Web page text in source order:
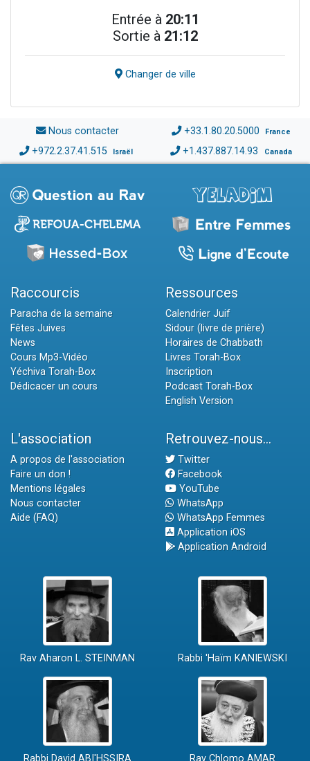
Entrée à 20:11
Sortie à 21:12
Changer de ville
Nous contacter +33.1.80.20.5000 France
+972.2.37.41.515 Israël +1.437.887.14.93 Canada
Raccourcis
Paracha de la semaine
Fêtes Juives
News
Cours Mp3-Vidéo
Yéchiva Torah-Box
Dédicacer un cours
Ressources
Calendrier Juif
Sidour (livre de prière)
Horaires de Chabbath
Livres Torah-Box
Inscription
Podcast Torah-Box
English Version
L'association
A propos de l'association
Faire un don !
Mentions légales
Nous contacter
Aide (FAQ)
Retrouvez-nous...
Twitter
Facebook
YouTube
WhatsApp
WhatsApp Femmes
Application iOS
Application Android
Rav Aharon L. STEINMAN Rabbi 'Haïm KANIEWSKI
Rabbi David ABI'HSSIRA Rav Chlomo AMAR